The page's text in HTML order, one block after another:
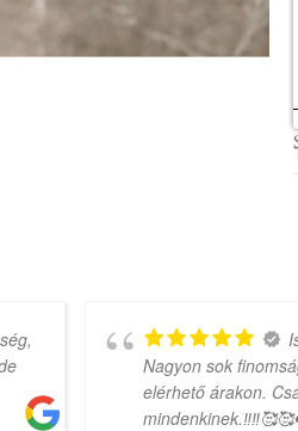
Nagyon sok
elérhető árakon.